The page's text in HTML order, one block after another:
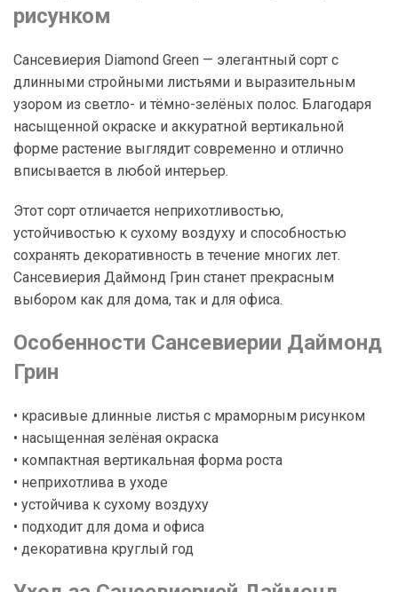
рисунком
Сансевиерия Diamond Green — элегантный сорт с
длинными стройными листьями и выразительным
узором из светло- и тёмно-зелёных полос. Благодаря
насыщенной окраске и аккуратной вертикальной
форме растение выглядит современно и отлично
вписывается в любой интерьер.
Этот сорт отличается неприхотливостью,
устойчивостью к сухому воздуху и способностью
сохранять декоративность в течение многих лет.
Сансевиерия Даймонд Грин станет прекрасным
выбором как для дома, так и для офиса.
Особенности Сансевиерии Даймонд
Грин
• красивые длинные листья с мраморным рисунком
• насыщенная зелёная окраска
• компактная вертикальная форма роста
• неприхотлива в уходе
• устойчива к сухому воздуху
• подходит для дома и офиса
• декоративна круглый год